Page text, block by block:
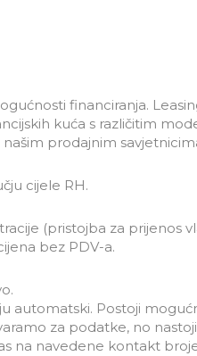
financiranja.
kuća s različitim
prodajnim
cijele RH.
(pristojba za prijenos
bez PDV-a.
automatski. Postoji
za podatke, no
na navedene kontakt